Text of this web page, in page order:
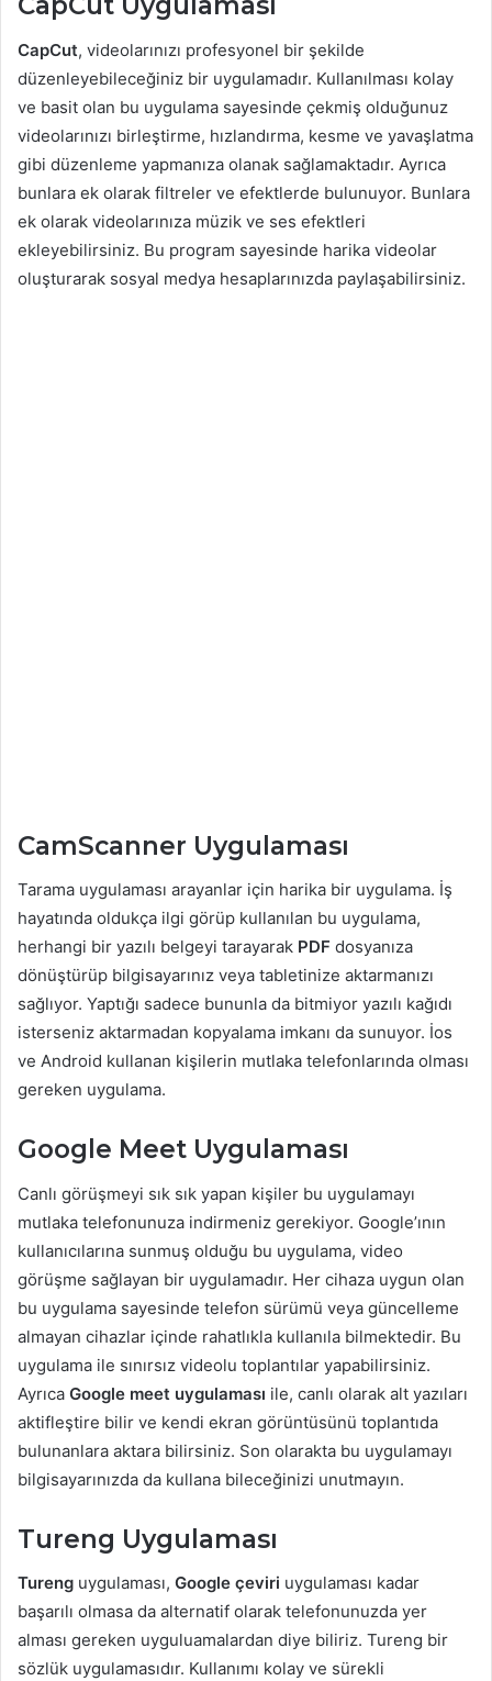
CapCut, videolarınızı profesyonel bir şekilde
düzenleyebileceğiniz bir uygulamadır. Kullanılması kolay
ve basit olan bu uygulama sayesinde çekmiş olduğunuz
videolarınızı birleştirme, hızlandırma, kesme ve yavaşlatma
gibi düzenleme yapmanıza olanak sağlamaktadır. Ayrıca
bunlara ek olarak filtreler ve efektlerde bulunuyor. Bunlara
ek olarak videolarınıza müzik ve ses efektleri
ekleyebilirsiniz. Bu program sayesinde harika videolar
oluşturarak sosyal medya hesaplarınızda paylaşabilirsiniz.
CamScanner Uygulaması
Tarama uygulaması arayanlar için harika bir uygulama. İş
hayatında oldukça ilgi görüp kullanılan bu uygulama,
herhangi bir yazılı belgeyi tarayarak PDF dosyanıza
dönüştürüp bilgisayarınız veya tabletinize aktarmanızı
sağlıyor. Yaptığı sadece bununla da bitmiyor yazılı kağıdı
isterseniz aktarmadan kopyalama imkanı da sunuyor. İos
ve Android kullanan kişilerin mutlaka telefonlarında olması
gereken uygulama.
Google Meet Uygulaması
Canlı görüşmeyi sık sık yapan kişiler bu uygulamayı
mutlaka telefonunuza indirmeniz gerekiyor. Google’ının
kullanıcılarına sunmuş olduğu bu uygulama, video
görüşme sağlayan bir uygulamadır. Her cihaza uygun olan
bu uygulama sayesinde telefon sürümü veya güncelleme
almayan cihazlar içinde rahatlıkla kullanıla bilmektedir. Bu
uygulama ile sınırsız videolu toplantılar yapabilirsiniz.
Ayrıca Google meet uygulaması ile, canlı olarak alt yazıları
aktifleştire bilir ve kendi ekran görüntüsünü toplantıda
bulunanlara aktara bilirsiniz. Son olarakta bu uygulamayı
bilgisayarınızda da kullana bileceğinizi unutmayın.
Tureng Uygulaması
Tureng uygulaması, Google çeviri uygulaması kadar
başarılı olmasa da alternatif olarak telefonunuzda yer
alması gereken uyguluamalardan diye biliriz. Tureng bir
sözlük uygulamasıdır. Kullanımı kolay ve sürekli